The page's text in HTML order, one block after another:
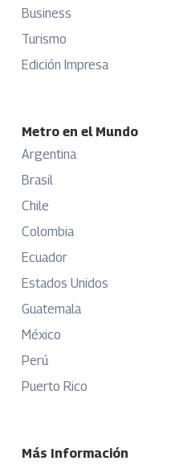
Business
Turismo
Edición Impresa
Metro en el Mundo
Argentina
Brasil
Chile
Colombia
Ecuador
Estados Unidos
Guatemala
México
Perú
Puerto Rico
Más Información